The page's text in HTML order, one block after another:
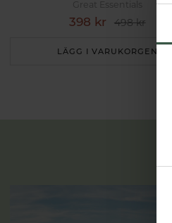
Great Essentials
398 kr 498 kr
LÄGG I VARUKORGEN